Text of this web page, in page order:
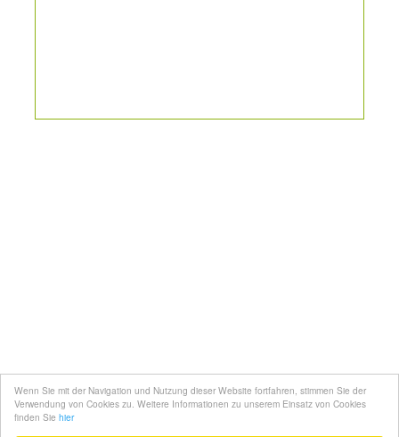
Wenn Sie mit der Navigation und Nutzung dieser Website fortfahren, stimmen Sie der
Verwendung von Cookies zu. Weitere Informationen zu unserem Einsatz von Cookies
finden Sie hier
Topfgucker werden
Über uns